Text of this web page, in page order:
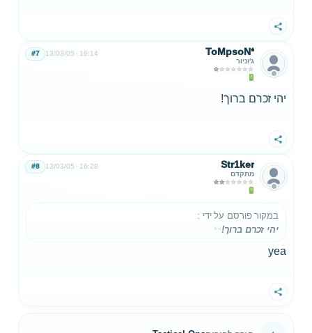
שתף
ToMpsoN*
ג'וניור
13/03/05 16:14
#7
יהי זכרם ברוך!
שתף
Str1ker
מתקדם
13/03/05 16:28
#8
במקור פורסם על ידי :
יהי זכרם ברוך!
yea
שתף